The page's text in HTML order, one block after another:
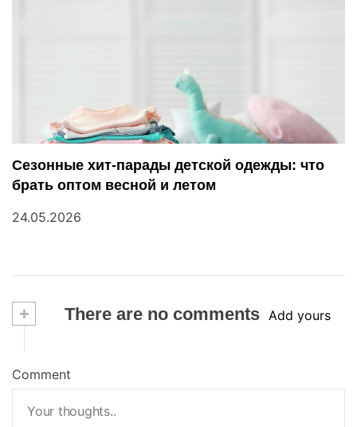
Сезонные хит-парады детской одежды: что
брать оптом весной и летом
24.05.2026
+ There are no comments Add yours
Comment